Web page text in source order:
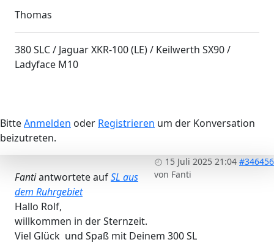
Thomas
380 SLC / Jaguar XKR-100 (LE) / Keilwerth SX90 /
Ladyface M10
BitteAnmelden oder Registrieren um der Konversation
beizutreten.
15 Juli 2025 21:04 #346456
von Fanti
Fantiantwortete aufSL aus
dem Ruhrgebiet
Hallo Rolf,
willkommen in der Sternzeit.
Viel Glück und Spaß mit Deinem 300 SL